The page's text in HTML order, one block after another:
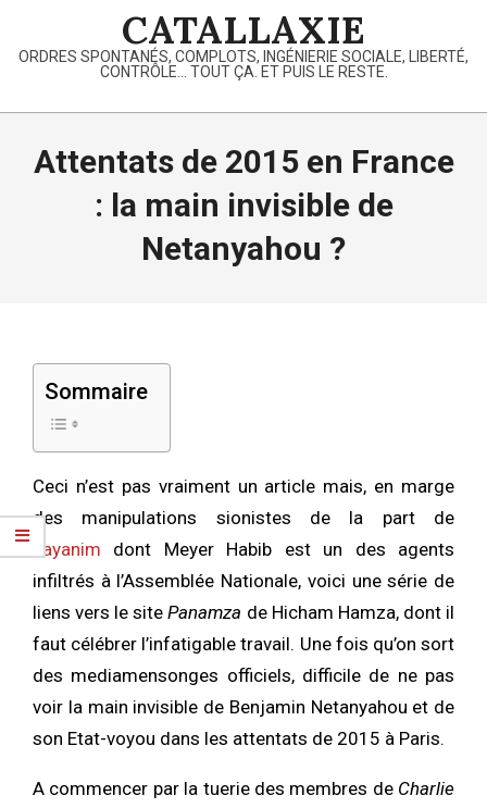
content
CATALLAXIE
ORDRES SPONTANÉS, COMPLOTS, INGÉNIERIE SOCIALE, LIBERTÉ,
CONTRÔLE… TOUT ÇA. ET PUIS LE RESTE.
Primary
MenuAttentats de 2015 en France
: la main invisible de
Netanyahou ?
Sommaire
Ceci n’est pas vraiment un article mais, en marge
des manipulations sionistes de la part de
sayanim dont Meyer Habib est un des agents
infiltrés à l’Assemblée Nationale, voici une série de
liens vers le sitePanamza de Hicham Hamza, dont il
faut célébrer l’infatigable travail. Une fois qu’on sort
des mediamensonges officiels, difficile de ne pas
voir la main invisible de Benjamin Netanyahou et de
son Etat-voyou dans les attentats de 2015 à Paris.
A commencer par la tuerie des membres de Charlie